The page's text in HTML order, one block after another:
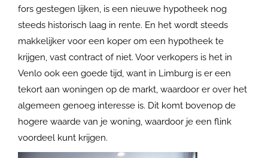
fors gestegen lijken, is een nieuwe hypotheek nog
steeds historisch laag in rente. En het wordt steeds
makkelijker voor een koper om een hypotheek te
krijgen, vast contract of niet. Voor verkopers is het in
Venlo ook een goede tijd, want in Limburg is er een
tekort aan woningen op de markt, waardoor er over het
algemeen genoeg interesse is. Dit komt bovenop de
hogere waarde van je woning, waardoor je een flink
voordeel kunt krijgen.